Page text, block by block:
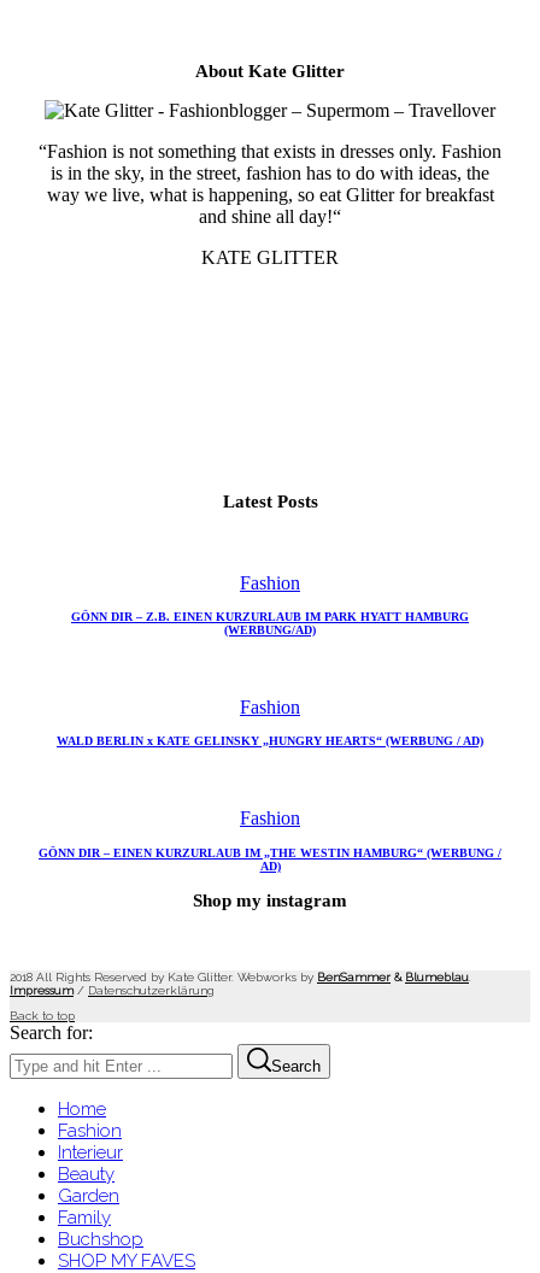
About Kate Glitter
“Fashion is not something that exists in dresses only. Fashion
is in the sky, in the street, fashion has to do with ideas, the
way we live, what is happening, so eat Glitter for breakfast
and shine all day!“
KATE GLITTER
Latest Posts
Fashion
GÖNN DIR – Z.B. EINEN KURZURLAUB IM PARK HYATT HAMBURG
(WERBUNG/AD)
Fashion
WALD BERLIN x KATE GELINSKY „HUNGRY HEARTS“ (WERBUNG / AD)
Fashion
GÖNN DIR – EINEN KURZURLAUB IM „THE WESTIN HAMBURG“ (WERBUNG /
AD)
Shop my instagram
2018 All Rights Reserved by Kate Glitter. Webworks by BenSammer & Blumeblau
Impressum/ Datenschutzerklärung
Back to top
Search for:
Search
Home
Fashion
Interieur
Beauty
Garden
Family
Buchshop
SHOP MY FAVES